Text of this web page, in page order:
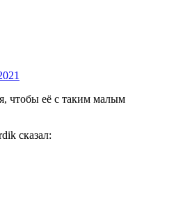
чтобы её с таким малым
сказал: